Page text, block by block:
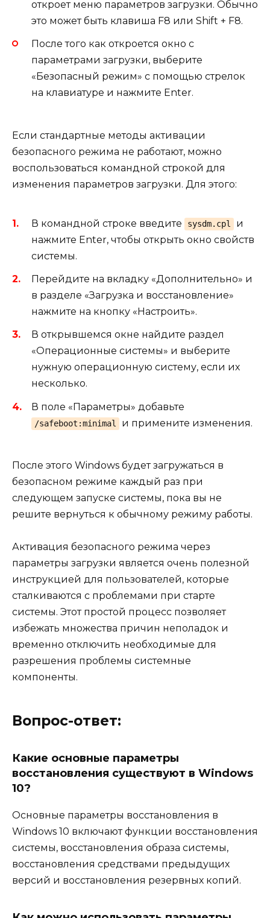
откроет меню параметров загрузки. Обычно
это может быть клавиша F8 или Shift + F8.
После того как откроется окно с
параметрами загрузки, выберите
«Безопасный режим» с помощью стрелок
на клавиатуре и нажмите Enter.
Если стандартные методы активации
безопасного режима не работают, можно
воспользоваться командной строкой для
изменения параметров загрузки. Для этого:
В командной строке введите sysdm.cpl
и
нажмите Enter, чтобы открыть окно свойств
системы.
Перейдите на вкладку «Дополнительно» и
в разделе «Загрузка и восстановление»
нажмите на кнопку «Настроить».
В открывшемся окне найдите раздел
«Операционные системы» и выберите
нужную операционную систему, если их
несколько.
В поле «Параметры» добавьте
/safeboot:minimal и примените изменения.
После этого Windows будет загружаться в
безопасном режиме каждый раз при
следующем запуске системы, пока вы не
решите вернуться к обычному режиму работы.
Активация безопасного режима через
параметры загрузки является очень полезной
инструкцией для пользователей, которые
сталкиваются с проблемами при старте
системы. Этот простой процесс позволяет
избежать множества причин неполадок и
временно отключить необходимые для
разрешения проблемы системные
компоненты.
Вопрос-ответ:
Какие основные параметры
восстановления существуют в Windows
10?
Основные параметры восстановления в
Windows 10 включают функции восстановления
системы, восстановления образа системы,
восстановления средствами предыдущих
версий и восстановления резервных копий.